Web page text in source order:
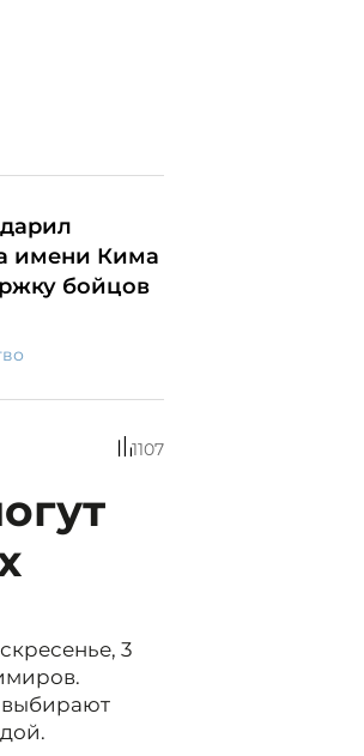
имени Кима
бойцов
1107
3
выбирают